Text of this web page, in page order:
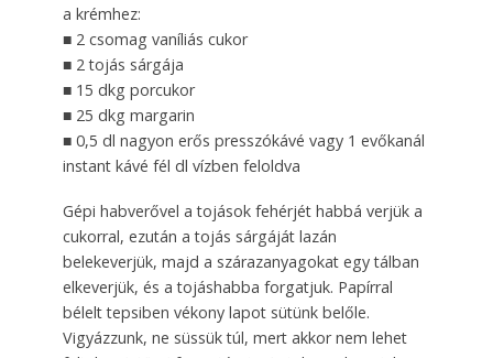
a krémhez:
■ 2 csomag vaníliás cukor
■ 2 tojás sárgája
■ 15 dkg porcukor
■ 25 dkg margarin
■ 0,5 dl nagyon erős presszókávé vagy 1 evőkanál
instant kávé fél dl vízben feloldva
Gépi habverővel a tojások fehérjét habbá verjük a
cukorral, ezután a tojás sárgáját lazán
belekeverjük, majd a szárazanyagokat egy tálban
elkeverjük, és a tojáshabba forgatjuk. Papírral
bélelt tepsiben vékony lapot sütünk belőle.
Vigyázzunk, ne süssük túl, mert akkor nem lehet